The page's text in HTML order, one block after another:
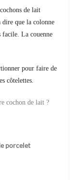
de lait
dire que la colonne
facile. La couenne
pour faire de
côtelettes.
cochon de lait ?
porcelet